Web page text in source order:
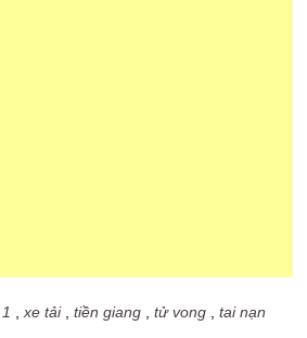
,xe tải,tiền giang ,tử vong ,tai nạn